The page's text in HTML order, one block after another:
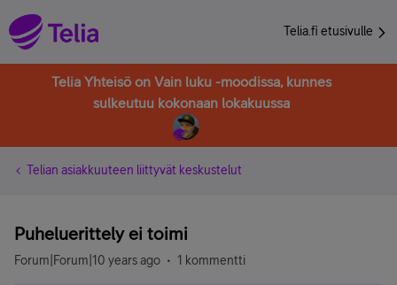
Telia.fi etusivulle
Telia Yhteisö on Vain luku -moodissa, kunnes
sulkeutuu kokonaan lokakuussa
Telian asiakkuuteen liittyvät keskustelut
Puheluerittely ei toimi
Forum|Forum|10 years ago 1 kommentti